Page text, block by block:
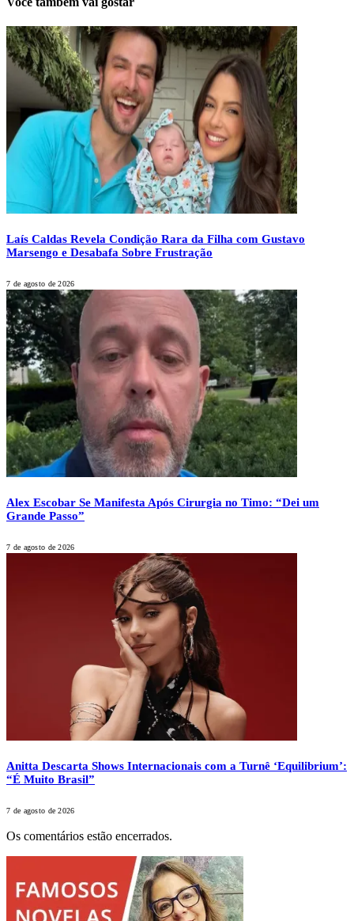
Laís Caldas Revela Condição Rara da Filha com Gustavo
Marsengo e Desabafa Sobre Frustração
7 de agosto de 2026
Alex Escobar Se Manifesta Após Cirurgia no Timo: “Dei um
Grande Passo”
7 de agosto de 2026
Anitta Descarta Shows Internacionais com a Turnê ‘Equilibrium’:
“É Muito Brasil”
7 de agosto de 2026
Os comentários estão encerrados.